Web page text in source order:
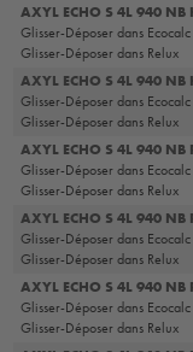
AXYL ECHO S 4L 940 NB
Glisser-Déposer dans Ecocalc
Glisser-Déposer dans Relux
AXYL ECHO S 4L 940 NB
Glisser-Déposer dans Ecocalc
Glisser-Déposer dans Relux
AXYL ECHO S 4L 940 NB
Glisser-Déposer dans Ecocalc
Glisser-Déposer dans Relux
AXYL ECHO S 4L 940 NB
Glisser-Déposer dans Ecocalc
Glisser-Déposer dans Relux
AXYL ECHO S 4L 940 NB
Glisser-Déposer dans Ecocalc
Glisser-Déposer dans Relux